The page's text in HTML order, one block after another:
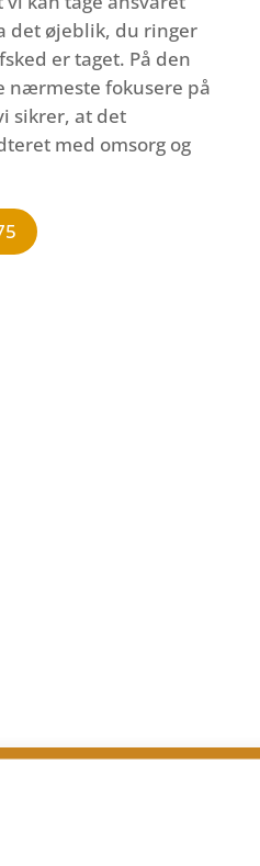
det øjeblik, du ringer
er taget. På den
nærmeste fokusere på
sikrer, at det
med omsorg og